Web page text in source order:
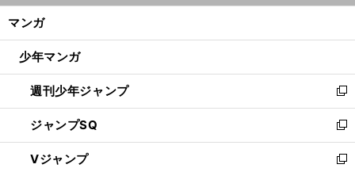
ン
ウ
開
く
マンガ
少年マンガ
週刊少年ジャンプ
新
し
い
ウ
ィ
ジャンプSQ
新
し
い
Vジャンプ
新